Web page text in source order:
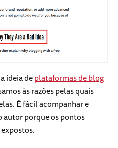
ideia deplataformas de blog
às razões pelas quais
É fácil acompanhar e
autor porque os pontos